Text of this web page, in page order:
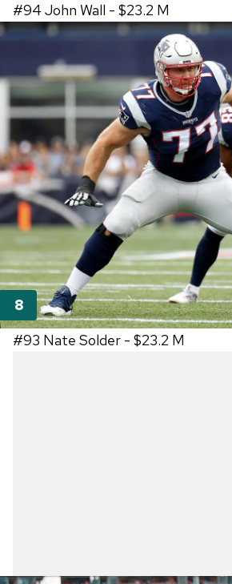
#94 John Wall - $23.2 M
#93 Nate Solder - $23.2 M